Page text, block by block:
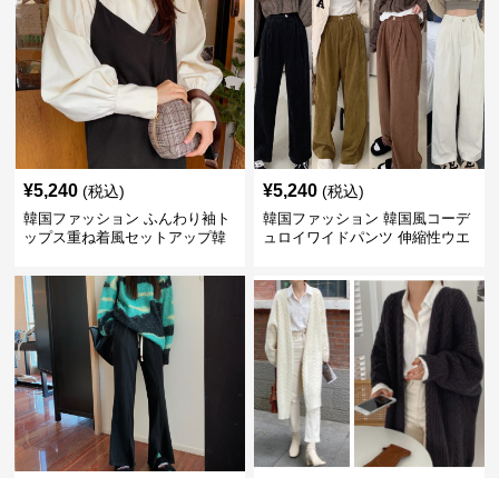
¥5,240 (税込)
韓国ファッション ふんわり袖ト
ップス重ね着風セットアップ韓
¥5,240 (税込)
韓国ファッション 韓国風コーデ
ュロイワイドパンツ 伸縮性ウエ